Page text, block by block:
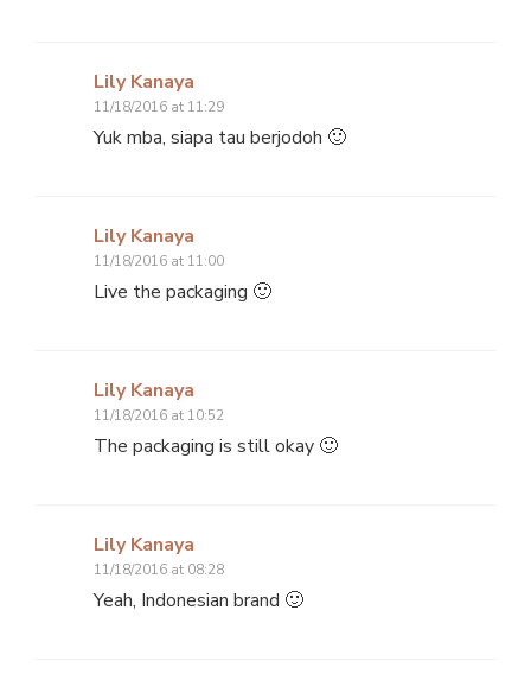
Lily Kanaya
11/18/2016 at 11:29
Yuk mba, siapa tau berjodoh 🙂
Lily Kanaya
11/18/2016 at 11:00
Live the packaging 🙂
Lily Kanaya
11/18/2016 at 10:52
The packaging is still okay 🙂
Lily Kanaya
11/18/2016 at 08:28
Yeah, Indonesian brand 🙂